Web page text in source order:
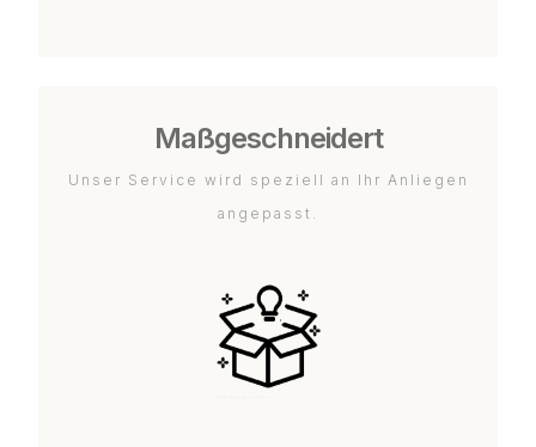
Maßgeschneidert
Unser Service wird speziell an Ihr Anliegen
angepasst.